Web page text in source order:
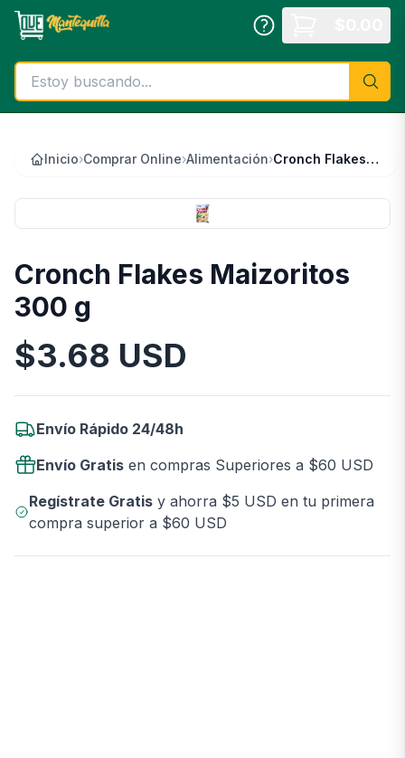
Saltar al contenido principal
Inicio›Comprar Online›Alimentación› Cronch Flakes Maizoritos 300 g
Cronch Flakes Maizoritos
300 g
Información del Producto
$3.68 USD
Envío Rápido 24/48h
Envío Gratis en compras Superiores a $60 USD
Regístrate Gratisy ahorra $5 USD en tu primera
compra superior a $60 USD